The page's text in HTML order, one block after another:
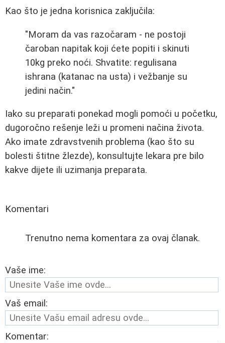
Kao što je jedna korisnica zaključila:
"Moram da vas razočaram - ne postoji
čaroban napitak koji ćete popiti i skinuti
10kg preko noći. Shvatite: regulisana
ishrana (katanac na usta) i vežbanje su
jedini način."
Iako su preparati ponekad mogli pomoći u početku,
dugoročno rešenje leži u promeni načina života.
Ako imate zdravstvenih problema (kao što su
bolesti štitne žlezde), konsultujte lekara pre bilo
kakve dijete ili uzimanja preparata.
Komentari
Trenutno nema komentara za ovaj članak.
Vaše ime:
Vaš email:
Komentar: